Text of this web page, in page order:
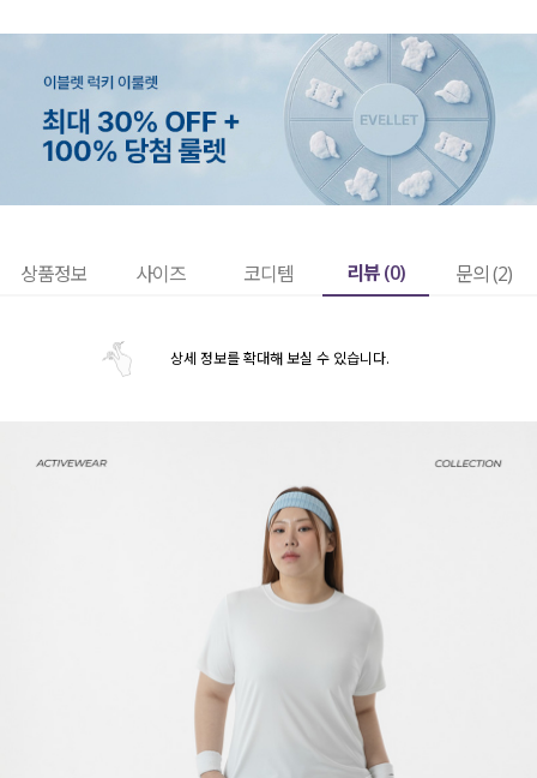
상품정보 사이즈 코디템 리뷰 (0) 문의 (2)
상세 정보를 확대해 보실 수 있습니다.